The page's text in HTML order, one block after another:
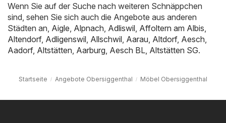
Wenn Sie auf der Suche nach weiteren Schnäppchen
sind, sehen Sie sich auch die Angebote aus anderen
Städten an, Aigle Alpnach Adliswil Affoltern am Albis
Altendorf, Adligenswil Allschwil Aarau Altdorf, Aesch
Aadorf, Altstätten Aarburg Aesch BL Altstätten SG.
Startseite Angebote Obersiggenthal Möbel Obersiggenthal